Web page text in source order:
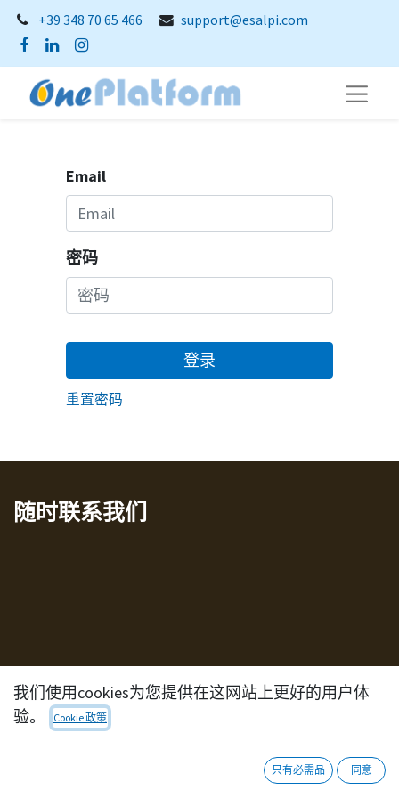
+39 348 70 65 466 support@esalpi.com
Email
密码
登录
重置密码
随时联系我们
我读了​隐私政策
support@esalpi.com
我们使用cookies为您提供在这网站上更好的用户体
验。
Cookie 政策
只有必需品 同意